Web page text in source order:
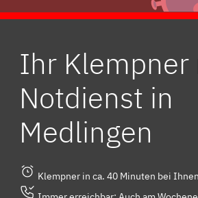
Ihr Klempner
Notdienst in
Medlingen
Klempner in ca. 40 Minuten bei